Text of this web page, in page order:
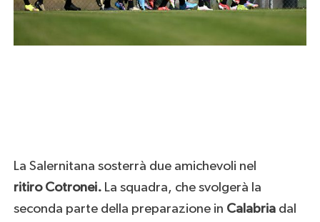
La Salernitana sosterrà due amichevoli nel
ritiro Cotronei. La squadra, che svolgerà la
seconda parte della preparazione in Calabria dal